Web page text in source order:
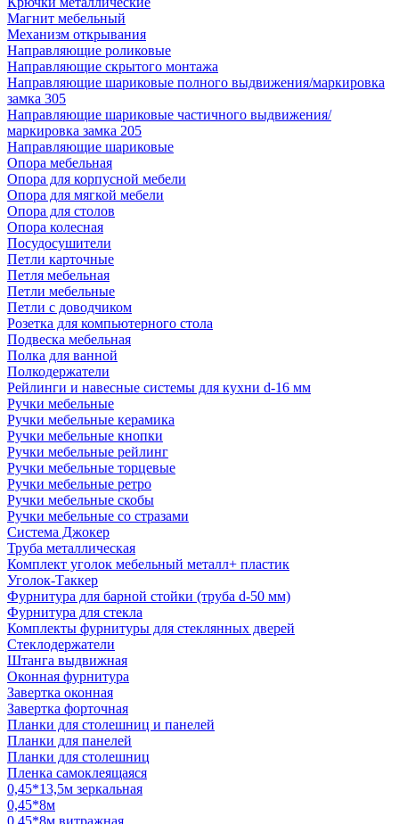
Магнит мебельный
Механизм открывания
Направляющие роликовые
Направляющие скрытого монтажа
Направляющие шариковые полного выдвижения/маркировка
замка 305
Направляющие шариковые частичного выдвижения/
маркировка замка 205
Направляющие шариковые
Опора мебельная
Опора для корпусной мебели
Опора для мягкой мебели
Опора для столов
Опора колесная
Посудосушители
Петли карточные
Петля мебельная
Петли мебельные
Петли с доводчиком
Розетка для компьютерного стола
Подвеска мебельная
Полка для ванной
Полкодержатели
Рейлинги и навесные системы для кухни d-16 мм
Ручки мебельные
Ручки мебельные керамика
Ручки мебельные кнопки
Ручки мебельные рейлинг
Ручки мебельные торцевые
Ручки мебельные ретро
Ручки мебельные скобы
Ручки мебельные со стразами
Система Джокер
Труба металлическая
Комплект уголок мебельный металл+ пластик
Уголок-Таккер
Фурнитура для барной стойки (труба d-50 мм)
Фурнитура для стекла
Комплекты фурнитуры для стеклянных дверей
Стеклодержатели
Штанга выдвижная
Оконная фурнитура
Завертка оконная
Завертка форточная
Планки для столешниц и панелей
Планки для панелей
Планки для столешниц
Пленка самоклеящаяся
0,45*13,5м зеркальная
0,45*8м
0,45*8м витражная